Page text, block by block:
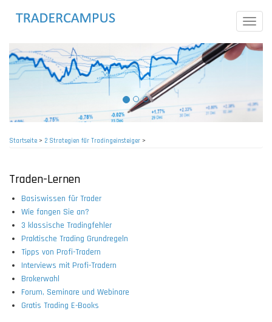
Toggle
Startseite> 2 Strategien für Tradingeinsteiger >
Traden-Lernen
Basiswissen für Trader
Wie fangen Sie an?
3 klassische Tradingfehler
Praktische Trading Grundregeln
Tipps von Profi-Tradern
Interviews mit Profi-Tradern
Brokerwahl
Forum, Seminare und Webinare
Gratis Trading E-Books